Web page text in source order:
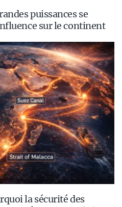
puissances se
sur le continent
la sécurité des